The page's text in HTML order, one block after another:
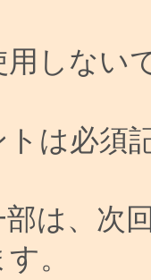
しない
は必須
部は、次
。